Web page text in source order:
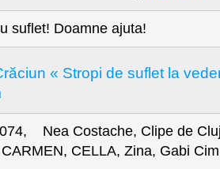
suflet! Doamne ajuta!
« Stropi de suflet la
Nea Costache, Clipe de
CELLA, Zina, Gabi